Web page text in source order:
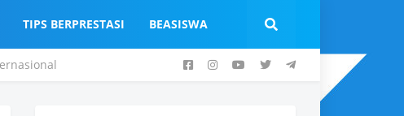
TIPS BERPRESTASI BEASISWA